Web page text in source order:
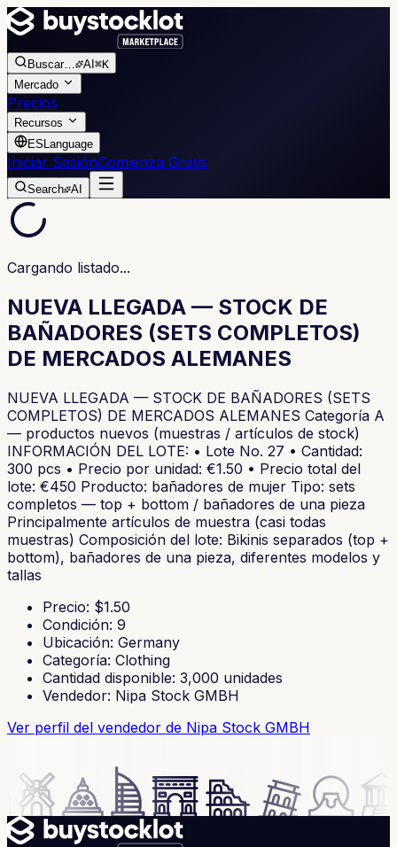
Buscar… AI ⌘K
Mercado
Precios
Recursos
ES Language
Iniciar SesiónComienza Gratis
Search AI
Cargando listado...
NUEVA LLEGADA — STOCK DE
BAÑADORES (SETS COMPLETOS)
DE MERCADOS ALEMANES
NUEVA LLEGADA — STOCK DE BAÑADORES (SETS
COMPLETOS) DE MERCADOS ALEMANES Categoría A
— productos nuevos (muestras / artículos de stock)
INFORMACIÓN DEL LOTE: • Lote No. 27 • Cantidad:
300 pcs • Precio por unidad: €1.50 • Precio total del
lote: €450 Producto: bañadores de mujer Tipo: sets
completos — top + bottom / bañadores de una pieza
Principalmente artículos de muestra (casi todas
muestras) Composición del lote: Bikinis separados (top +
bottom), bañadores de una pieza, diferentes modelos y
tallas
Precio: $1.50
Condición: 9
Ubicación: Germany
Categoría: Clothing
Cantidad disponible: 3,000 unidades
Vendedor: Nipa Stock GMBH
Ver perfil del vendedor de Nipa Stock GMBH